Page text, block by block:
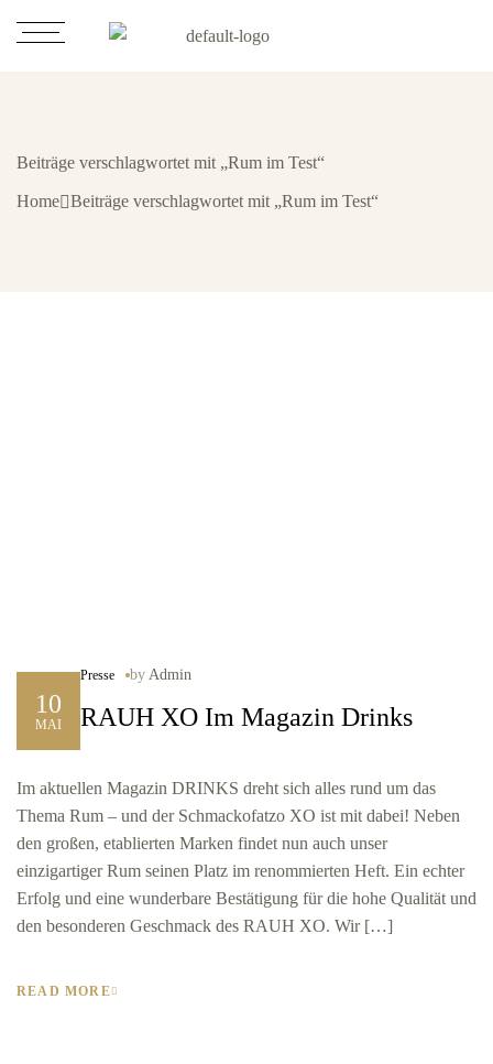
Beiträge verschlagwortet mit „Rum im Test“
Home Beiträge verschlagwortet mit „Rum im Test“
10
MAI
Presse by Admin
RAUH XO Im Magazin Drinks
Im aktuellen Magazin DRINKS dreht sich alles rund um das
Thema Rum – und der Schmackofatzo XO ist mit dabei! Neben
den großen, etablierten Marken findet nun auch unser
einzigartiger Rum seinen Platz im renommierten Heft. Ein echter
Erfolg und eine wunderbare Bestätigung für die hohe Qualität und
den besonderen Geschmack des RAUH XO. Wir […]
READ MORE